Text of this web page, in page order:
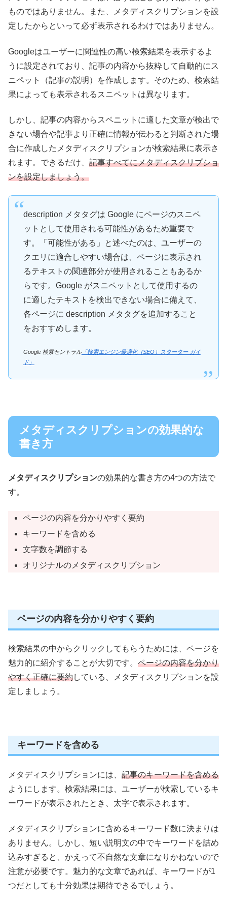
ものではありません。また、メタディスクリプションを設
定したからといって必ず表示されるわけではありません。
Googleはユーザーに関連性の高い検索結果を表示するよ
うに設定されており、記事の内容から抜粋して自動的にス
ニペット（記事の説明）を作成します。そのため、検索結
果によっても表示されるスニペットは異なります。
しかし、記事の内容からスペニットに適した文章が検出で
きない場合や記事より正確に情報が伝わると判断された場
合に作成したメタディスクリプションが検索結果に表示さ
れます。できるだけ、 記事すべてにメタディスクリプショ
ンを設定しましょう。
description メタタグは Google にページのスニペ
ットとして使用される可能性があるため重要で
す。「可能性がある」と述べたのは、ユーザーの
クエリに適合しやすい場合は、ページに表示され
るテキストの関連部分が使用されることもあるか
らです。Google がスニペットとして使用するの
に適したテキストを検出できない場合に備えて、
各ページに description メタタグを追加すること
をおすすめします。
Google 検索セントラル「検索エンジン最適化（SEO）スターター ガイ
ド」
メタディスクリプションの効果的な
書き方
メタディスクリプションの効果的な書き方の4つの方法で
す。
ページの内容を分かりやすく要約
キーワードを含める
文字数を調節する
オリジナルのメタディスクリプション
ページの内容を分かりやすく要約
検索結果の中からクリックしてもらうためには、ページを
魅力的に紹介することが大切です。 ページの内容を分かり
やすく正確に要約している、メタディスクリプションを設
定しましょう。
キーワードを含める
メタディスクリプションには、 記事のキーワードを含める
ようにします。検索結果には、ユーザーが検索しているキ
ーワードが表示されたとき、太字で表示されます。
メタディスクリプションに含めるキーワード数に決まりは
ありません。しかし、短い説明文の中でキーワードを詰め
込みすぎると、かえって不自然な文章になりかねないので
注意が必要です。魅力的な文章であれば、キーワードが1
つだとしても十分効果は期待できるでしょう。